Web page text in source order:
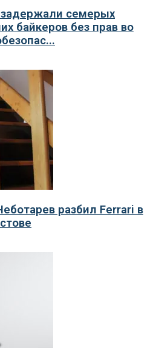
семерых
байкеров без прав во
разбил Ferrari в